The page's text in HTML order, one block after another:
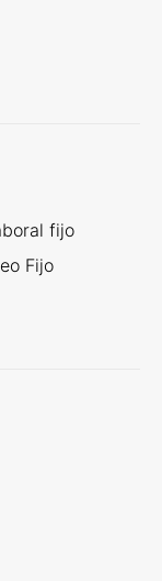
fijo
Fijo